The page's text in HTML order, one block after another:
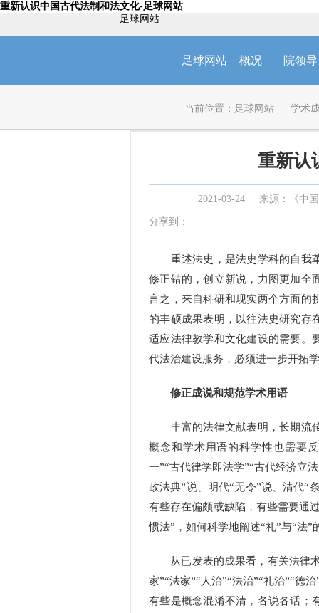
重新认识中国古代法制和法文化-足球网站
足球网站
足球网站 概况 院领导
当前位置： 足球网站 学术
重新认
2021-03-24 来源：《中
分享到：
重述法史，是法史学科的自我革
修正错的，创立新说，力图更加全
言之，来自科研和现实两个方面的
的丰硕成果表明，以往法史研究存
适应法律教学和文化建设的需要。
代法治建设服务，必须进一步开拓
修正成说和规范学术用语
丰富的法律文献表明，长期流传
概念和学术用语的科学性也需要
一”“古代律学即法学”“古代经济立
政法典”说、明代“无令”说、清代“
有些存在偏颇或缺陷，有些需要通
惯法”，如何科学地阐述“礼”与“法
从已发表的成果看，有关法律术
家”“法家”“人治”“法治”“礼治”“德
有些是概念混淆不清，各说各话；